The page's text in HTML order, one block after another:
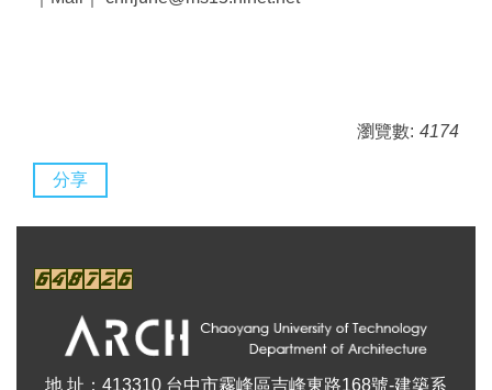
瀏覽數: 4174
分享
地 址：413310 台中市霧峰區吉峰東路168號-建築系